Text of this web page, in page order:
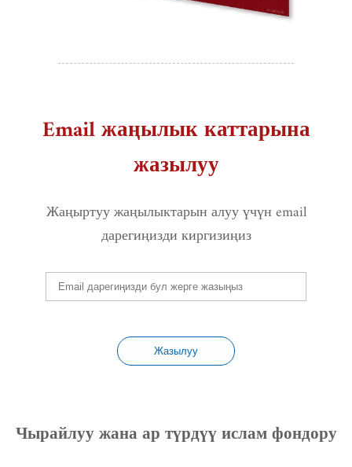
Email жаңылык каттарына
жазылуу
Жаңыртуу жаңылыктарын алуу үчүн email
дарегиңизди киргизиңиз
Жазылуу
Чырайлуу жана ар түрдүү ислам фондору